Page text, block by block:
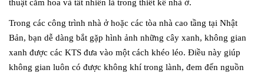
thuật cắm hoa và tất nhiên là trong thiết kế nhà ở.
Trong các công trình nhà ở hoặc các tòa nhà cao tầng tại Nhật
Bản, bạn dễ dàng bắt gặp hình ảnh những cây xanh, không gian
xanh được các KTS đưa vào một cách khéo léo. Điều này giúp
không gian luôn có được không khí trong lành, đem đến nguồn